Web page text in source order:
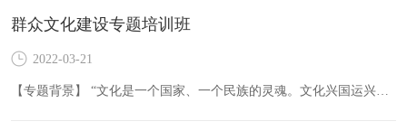
群众文化建设专题培训班
2022-03-21
【专题背景】 “文化是一个国家、一个民族的灵魂。文化兴国运兴，文化强民族强。没有高度的文化自信，没有文化的繁荣兴盛，就没有中华民族伟大复兴。”习总书记在党的十九大报告中，站在实现…